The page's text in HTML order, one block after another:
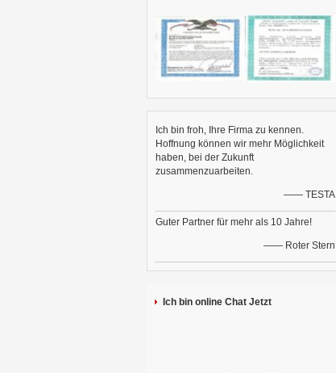
Ich bin froh, Ihre Firma zu kennen.
Hoffnung können wir mehr Möglichkeit
haben, bei der Zukunft
zusammenzuarbeiten.
—— TESTA
Guter Partner für mehr als 10 Jahre!
—— Roter Stern
Ich bin online Chat Jetzt